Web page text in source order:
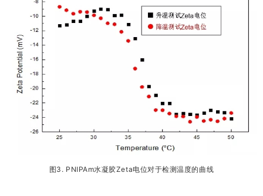
图3. PNIPAm水凝胶Zeta电位对于检测温度的曲线